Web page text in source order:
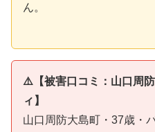
ん。
⚠️【被害口コミ：山口周
ィ】
山口周防大島町・37歳・